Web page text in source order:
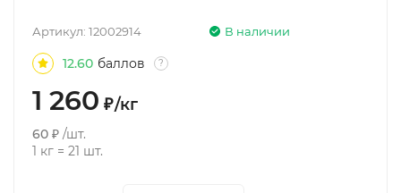
В наличии
Артикул: 12002914
12.60 баллов ?
1 260 ₽/кг
60 ₽ /шт.
1 кг = 21 шт.